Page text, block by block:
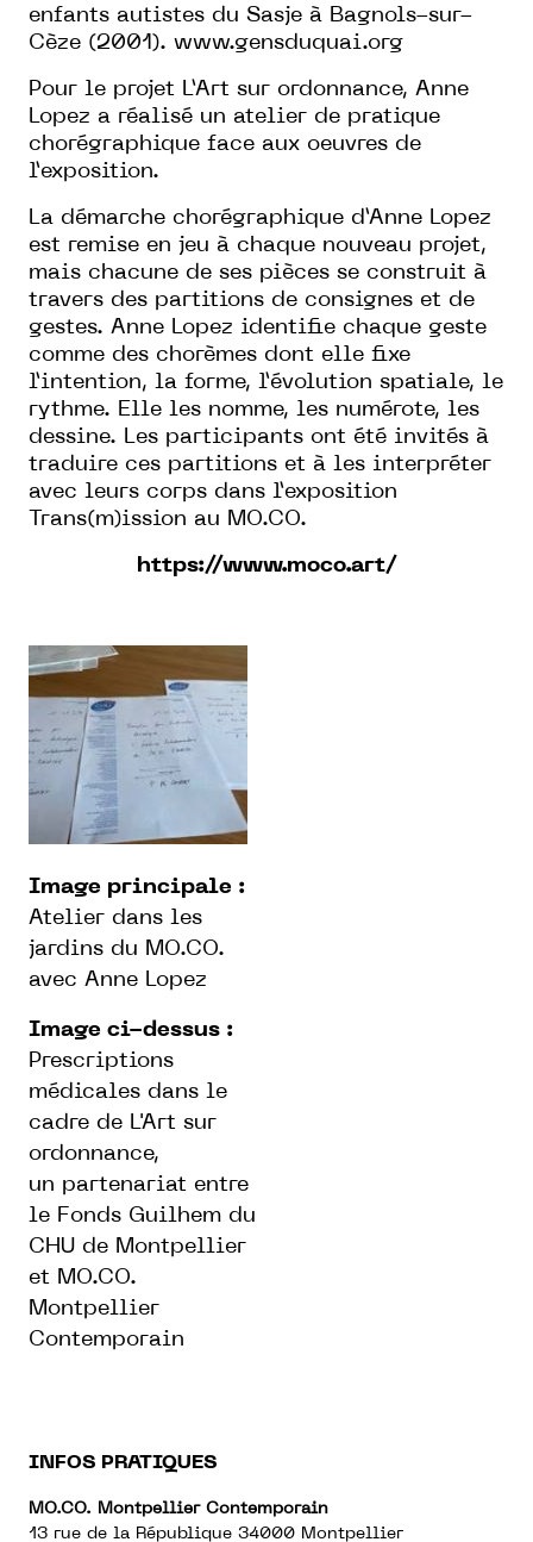
enfants autistes du Sasje à Bagnols-sur-
Cèze (2001). www.gensduquai.org
Pour le projet L’Art sur ordonnance, Anne
Lopez a réalisé un atelier de pratique
chorégraphique face aux oeuvres de
l’exposition.
La démarche chorégraphique d’Anne Lopez
est remise en jeu à chaque nouveau projet,
mais chacune de ses pièces se construit à
travers des partitions de consignes et de
gestes. Anne Lopez identifie chaque geste
comme des chorèmes dont elle fixe
l’intention, la forme, l’évolution spatiale, le
rythme. Elle les nomme, les numérote, les
dessine. Les participants ont été invités à
traduire ces partitions et à les interpréter
avec leurs corps dans l’exposition
Trans(m)ission au MO.CO.
https://www.moco.art/
Image principale :
Atelier dans les
jardins du MO.CO.
avec Anne Lopez
Image ci-dessus :
Prescriptions
médicales dans le
cadre de L'Art sur
ordonnance,
un partenariat entre
le Fonds Guilhem du
CHU de Montpellier
et MO.CO.
Montpellier
Contemporain
INFOS PRATIQUES
MO.CO. Montpellier Contemporain
13 rue de la République 34000 Montpellier